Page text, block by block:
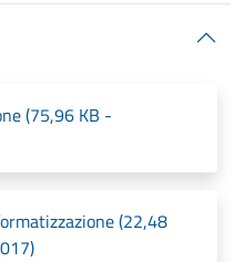
(75,96 KB -
(22,48